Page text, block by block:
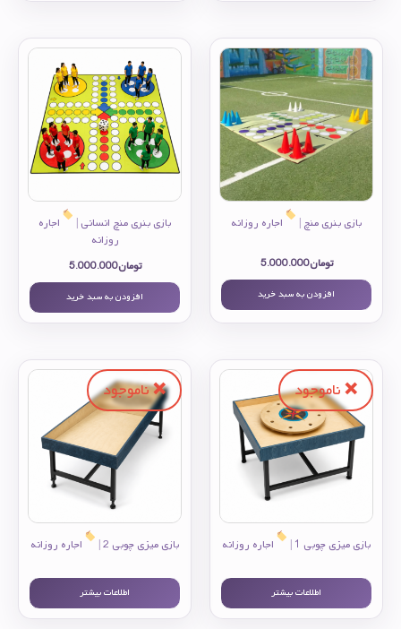
بازی بنری منچ | اجاره روزانه
تومان5.000.000
افزودن به سبد خرید
بازی بنری منچ انسانی |
اجاره
روزانه
تومان5.000.000
افزودن به سبد خرید
بازی میزی چوبی 1 | اجاره روزانه
اطلاعات بیشتر
بازی میزی چوبی 2 | اجاره روزانه
اطلاعات بیشتر